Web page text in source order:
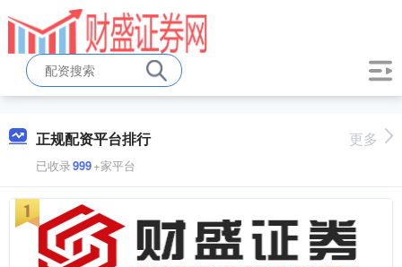
正规配资平台排行
已收录999+家平台
更多